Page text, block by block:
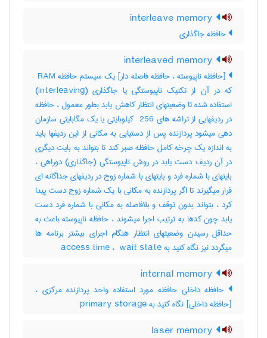
حافظه جاگذاری
[حافظه ناپیوسته ، حافظه فاصله دار] یک سیستم حافظه ‎ RAM
که در آن از تکنیک ناپیوستگی یا جاگذاری (‎interleaving)
استفاده شده تا وضعیتهای انتظار کاهش یابد بطور معمول ، حافظه
در ردیفهایی از تراشه های ‎ 256 کیلوبایتی یا یک مگابایتی سازمان
دهی میشود پردازنده پس از دستیابی به مکانی از این ردیفها باید
به اندازه یک چرخه کامل حافظه صبر کند تا بتواند به بایت دیگری
در آن ردیف دست یابد در روش ناپیوستگی (جاگذاری) دوراهی ،
بایتهای با شماره فرد و بایتهای با شماره زوج در ردیفهای جداگانه ای
قرار میگیرند تا اگر پردازنده به مکانی با یک شماره زوج دست پیدا
کرد ، بتواند بدون توقف و بلافاصله به مکانی با شماره فرد دست
یابد چون کدها به ترتیب اجرا میشوند ، حافظه ناپیوسته باعث به
حداقل رسیدن وضعیتهای انتظار هنگام اجرای بیشتر برنامه ها
میگردد نیز نگاه کنید به ‎ access time ، ‎ wait state
حافظه داخلی حافظه مورد استفاده واحد پردازنده مرکزی ،
[حافظه داخلی] نگاه کنید به ‎ primary storage